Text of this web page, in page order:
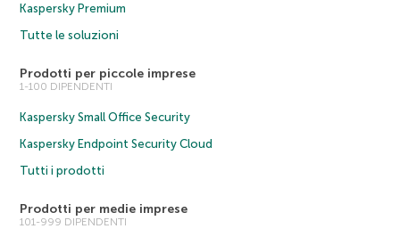
Kaspersky Premium
Tutte le soluzioni
Prodotti per piccole imprese
1-100 DIPENDENTI
Kaspersky Small Office Security
Kaspersky Endpoint Security Cloud
Tutti i prodotti
Prodotti per medie imprese
101-999 DIPENDENTI